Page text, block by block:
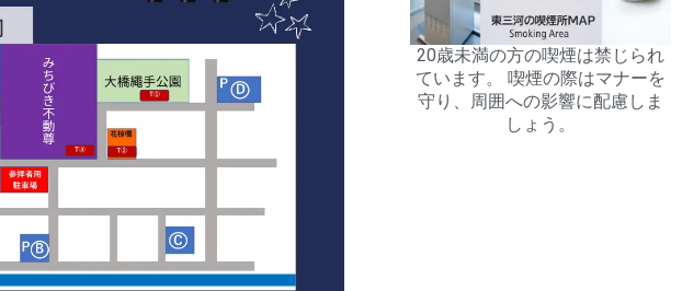
20歳未満の方の喫煙は禁じられ
ています。 喫煙の際はマナーを
守り、周囲への影響に配慮しま
しょう。